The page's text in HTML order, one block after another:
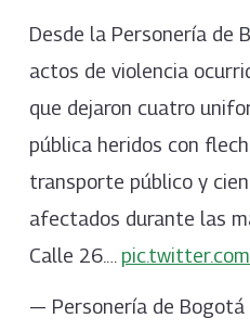
Desde la Personería de
actos de violencia
que dejaron cuatro
pública heridos con
transporte público y
afectados durante las
Calle 26.…
— Personería de Bogotá